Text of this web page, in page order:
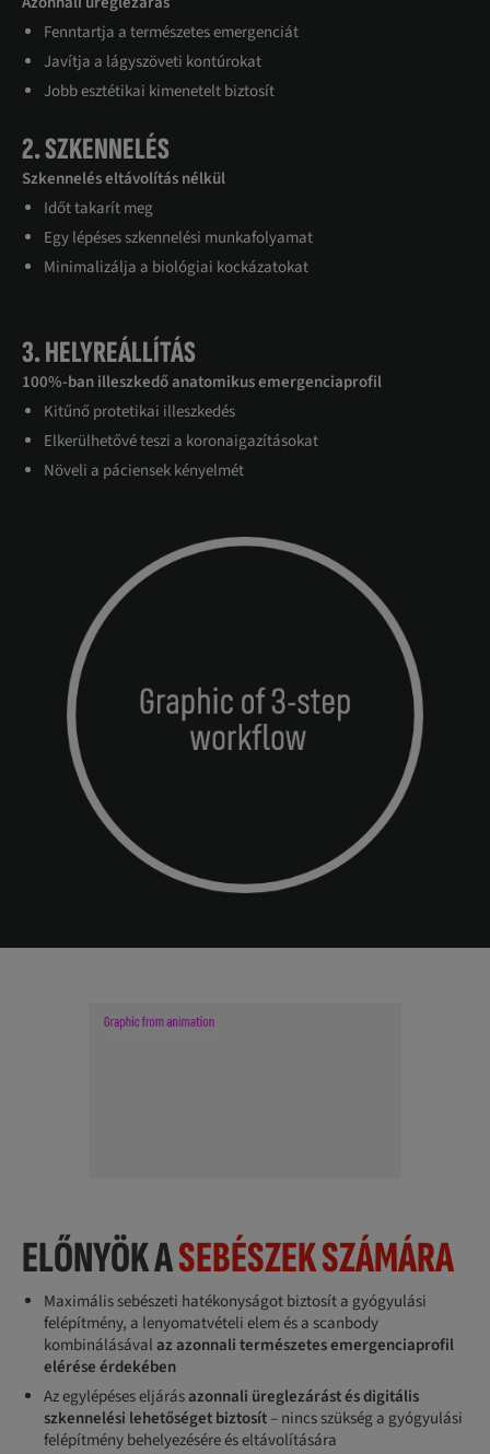
Fenntartja a természetes emergenciát
Javítja a lágyszöveti kontúrokat
Jobb esztétikai kimenetelt biztosít
2. SZKENNELÉS
Szkennelés eltávolítás nélkül
Időt takarít meg
Egy lépéses szkennelési munkafolyamat
Minimalizálja a biológiai kockázatokat
3. HELYREÁLLÍTÁS
100%-ban illeszkedő anatomikus emergenciaprofil
Kitűnő protetikai illeszkedés
Elkerülhetővé teszi a koronaigazításokat
Növeli a páciensek kényelmét
ELŐNYÖK ASEBÉSZEK SZÁMÁRA
Maximális sebészeti hatékonyságot biztosít a gyógyulási
felépítmény, a lenyomatvételi elem és a scanbody
kombinálásávalaz azonnali természetes emergenciaprofil
elérése érdekében
Az egylépéses eljárásazonnali üreglezárást és digitális
szkennelési lehetőséget biztosít– nincs szükség a gyógyulási
felépítmény behelyezésére és eltávolítására